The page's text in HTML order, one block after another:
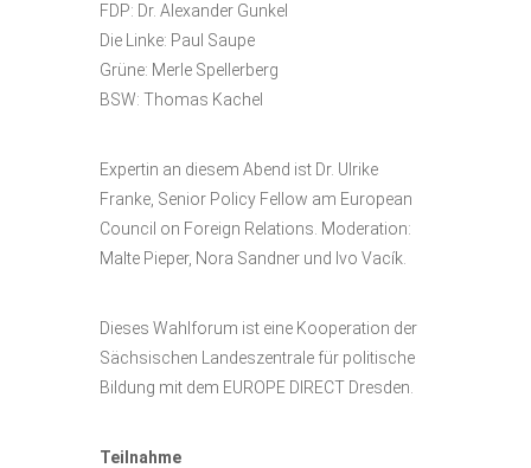
FDP: Dr. Alexander Gunkel
Die Linke: Paul Saupe
Grüne: Merle Spellerberg
BSW: Thomas Kachel
Expertin an diesem Abend ist Dr. Ulrike
Franke, Senior Policy Fellow am European
Council on Foreign Relations. Moderation:
Malte Pieper, Nora Sandner und Ivo Vacík.
Dieses Wahlforum ist eine Kooperation der
Sächsischen Landeszentrale für politische
Bildung mit dem EUROPE DIRECT Dresden.
Teilnahme